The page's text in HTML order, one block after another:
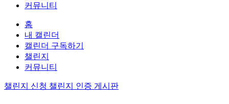
커뮤니티
홈
내 캘린더
캘린더 구독하기
챌린지
커뮤니티
챌린지 신청 챌린지 인증 게시판